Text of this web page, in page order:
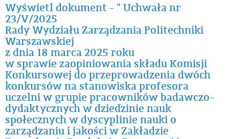
Wyświetl dokument - " Uchwała nr
23/V/2025
Rady Wydziału Zarządzania Politechniki
Warszawskiej
z dnia 18 marca 2025 roku
w sprawie zaopiniowania składu Komisji
Konkursowej do przeprowadzenia dwóch
konkursów na stanowiska profesora
uczelni w grupie pracowników badawczo-
dydaktycznych w dziedzinie nauk
społecznych w dyscyplinie nauki o
zarządzaniu i jakości w Zakładzie